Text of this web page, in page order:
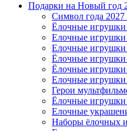
Подарки на Новый год
Символ года
Ёлочные игрушки
Елочные
Елочные игрушки
Ёлочные
Ёлочные
Елочные
Герои
Ёлочные игрушки
Елочные
Наборы ёлочных